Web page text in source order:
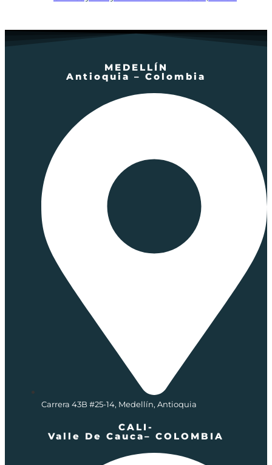
MEDELLÍN
Antioquia – Colombia
Carrera 43B #25-14, Medellín, Antioquia
CALI-
Valle De Cauca– COLOMBIA